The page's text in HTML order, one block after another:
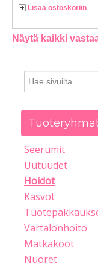
Lisää ostoskoriin
Näytä kaikki
Seerumit
Uutuudet
Hoidot
Kasvot
Vartalonhoito
Matkakoot
Nuoret